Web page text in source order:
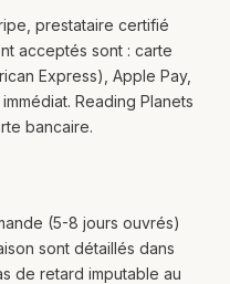
prestataire certifié
acceptés sont : carte
Express), Apple Pay,
Reading Planets
bancaire.
(5-8 jours ouvrés)
sont détaillés dans
de retard imputable au